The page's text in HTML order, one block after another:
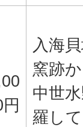
円
入海
窯跡
中世
羅し